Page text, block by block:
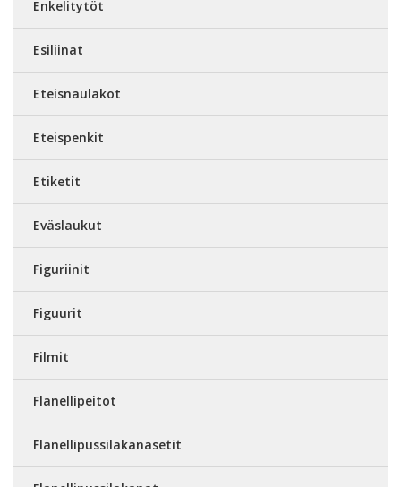
Enkelitytöt
Esiliinat
Eteisnaulakot
Eteispenkit
Etiketit
Eväslaukut
Figuriinit
Figuurit
Filmit
Flanellipeitot
Flanellipussilakanasetit